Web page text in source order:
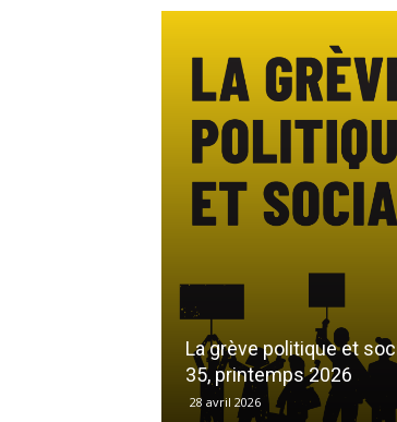
La grève politique et
35, printemps 2026
28 avril 2026